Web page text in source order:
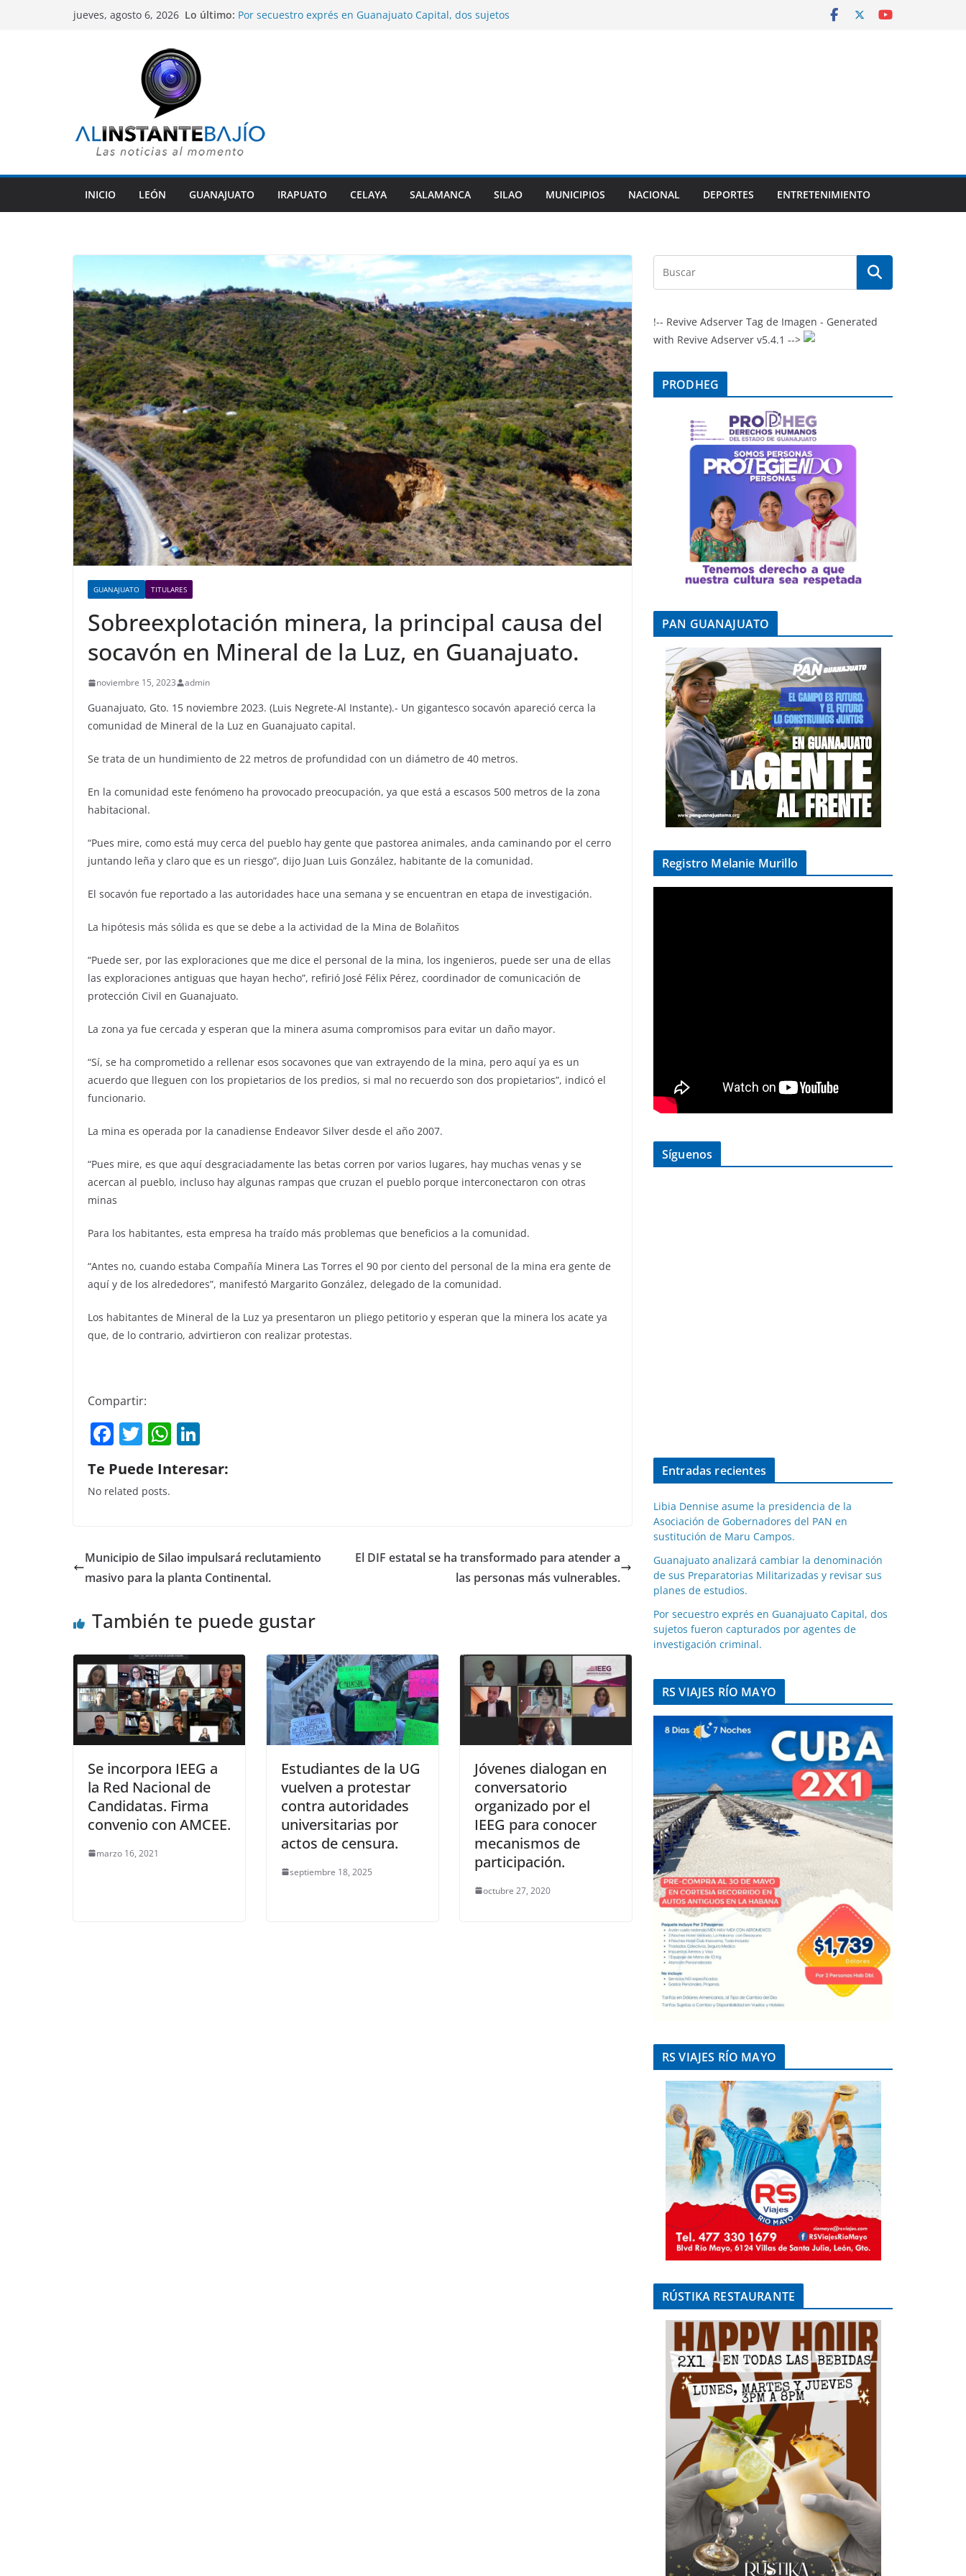
jueves, agosto 6, 2026 Lo último: Por secuestro exprés en Guanajuato Capital, dos sujetos
Guanajuato analizará cambiar la denominación de sus
Preparatorias Militarizadas y revisar sus planes de
estudios.
INICIO LEÓN GUANAJUATO IRAPUATO CELAYA SALAMANCA SILAO MUNICIPIOS NACIONAL DEPORTES ENTRETENIMIENTO
GUANAJUATO TITULARES
Sobreexplotación minera, la principal causa del
socavón en Mineral de la Luz, en Guanajuato.
noviembre 15, 2023 admin
Guanajuato, Gto. 15 noviembre 2023. (Luis Negrete-Al Instante).- Un gigantesco socavón apareció cerca la
comunidad de Mineral de la Luz en Guanajuato capital.
Se trata de un hundimiento de 22 metros de profundidad con un diámetro de 40 metros.
En la comunidad este fenómeno ha provocado preocupación, ya que está a escasos 500 metros de la zona
habitacional.
“Pues mire, como está muy cerca del pueblo hay gente que pastorea animales, anda caminando por el cerro
juntando leña y claro que es un riesgo”, dijo Juan Luis González, habitante de la comunidad.
El socavón fue reportado a las autoridades hace una semana y se encuentran en etapa de investigación.
La hipótesis más sólida es que se debe a la actividad de la Mina de Bolañitos
“Puede ser, por las exploraciones que me dice el personal de la mina, los ingenieros, puede ser una de ellas
las exploraciones antiguas que hayan hecho”, refirió José Félix Pérez, coordinador de comunicación de
protección Civil en Guanajuato.
La zona ya fue cercada y esperan que la minera asuma compromisos para evitar un daño mayor.
“Sí, se ha comprometido a rellenar esos socavones que van extrayendo de la mina, pero aquí ya es un
acuerdo que lleguen con los propietarios de los predios, si mal no recuerdo son dos propietarios”, indicó el
funcionario.
La mina es operada por la canadiense Endeavor Silver desde el año 2007.
“Pues mire, es que aquí desgraciadamente las betas corren por varios lugares, hay muchas venas y se
acercan al pueblo, incluso hay algunas rampas que cruzan el pueblo porque interconectaron con otras
minas
Para los habitantes, esta empresa ha traído más problemas que beneficios a la comunidad.
“Antes no, cuando estaba Compañía Minera Las Torres el 90 por ciento del personal de la mina era gente de
aquí y de los alrededores”, manifestó Margarito González, delegado de la comunidad.
Los habitantes de Mineral de la Luz ya presentaron un pliego petitorio y esperan que la minera los acate ya
que, de lo contrario, advirtieron con realizar protestas.
Compartir:
F
a
c
e
o
o
T
w
itt
er
W
h
at
p
p
k
n
Te Puede Interesar:
No related posts.
Municipio de Silao impulsará reclutamiento
masivo para la planta Continental.
El DIF estatal se ha transformado para atender a
las personas más vulnerables.
También te puede gustar
Se incorpora IEEG a
la Red Nacional de
Candidatas. Firma
convenio con AMCEE.
marzo 16, 2021
Estudiantes de la UG
vuelven a protestar
contra autoridades
universitarias por
actos de censura.
septiembre 18, 2025
Jóvenes dialogan en
conversatorio
organizado por el
IEEG para conocer
mecanismos de
participación.
octubre 27, 2020
!-- Revive Adserver Tag de Imagen - Generated
with Revive Adserver v5.4.1 -->
PRODHEG
PAN GUANAJUATO
Registro Melanie Murillo
Síguenos
Entradas recientes
Libia Dennise asume la presidencia de la
Asociación de Gobernadores del PAN en
sustitución de Maru Campos.
Guanajuato analizará cambiar la denominación
de sus Preparatorias Militarizadas y revisar sus
planes de estudios.
Por secuestro exprés en Guanajuato Capital, dos
sujetos fueron capturados por agentes de
investigación criminal.
RS VIAJES RÍO MAYO
RS VIAJES RÍO MAYO
RÚSTIKA RESTAURANTE